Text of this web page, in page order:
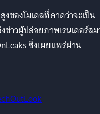
ของโมเดลที่คาดว่าจะเป็น
ข่าวผู้ปล่อยภาพเรนเดอร์ส
ซึ่งเผยแพร่ผ่าน